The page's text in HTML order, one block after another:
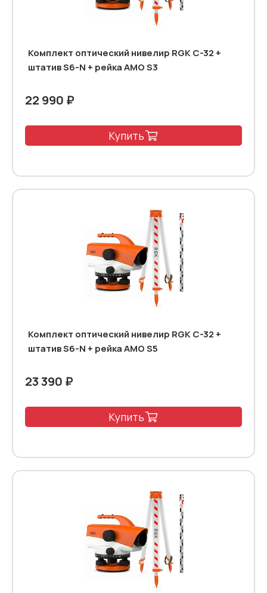
Комплект оптический нивелир RGK C-32 +
штатив S6-N + рейка AMO S3
22 990 ₽
Купить
Комплект оптический нивелир RGK C-32 +
штатив S6-N + рейка AMO S5
23 390 ₽
Купить